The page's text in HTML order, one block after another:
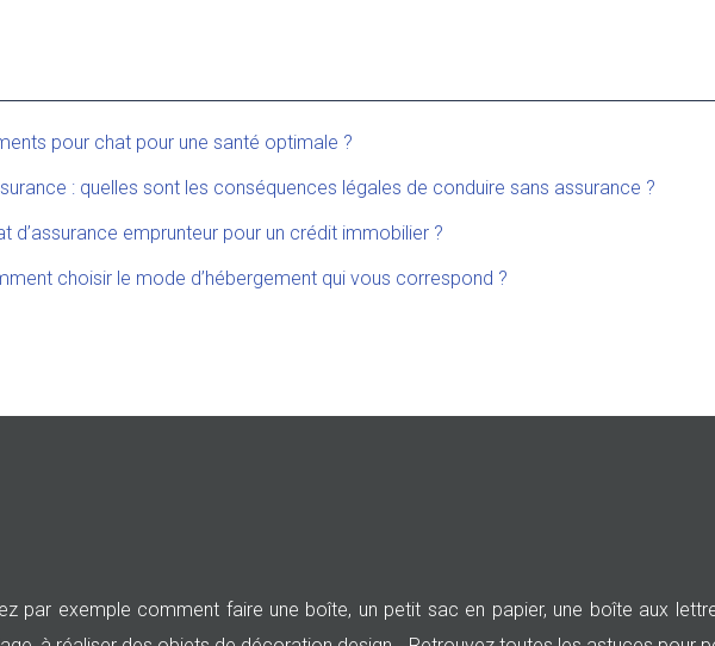
pour chat pour une santé optimale ?
: quelles sont les conséquences légales de conduire sans assurance ?
d’assurance emprunteur pour un crédit immobilier ?
choisir le mode d’hébergement qui vous correspond ?
par exemple comment faire une boîte, un petit sac en papier, une boîte aux